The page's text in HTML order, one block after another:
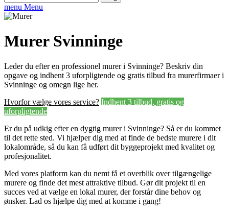
efter:
menu Menu
Murer Svinninge
Leder du efter en professionel murer i Svinninge? Beskriv din
opgave og indhent 3 uforpligtende og gratis tilbud fra murerfirmaer i
Svinninge og omegn lige her.
Hvorfor vælge vores service? Indhent 3 tilbud, gratis og
uforpligtende
Er du på udkig efter en dygtig murer i Svinninge? Så er du kommet
til det rette sted. Vi hjælper dig med at finde de bedste murere i dit
lokalområde, så du kan få udført dit byggeprojekt med kvalitet og
profesjonalitet.
Med vores platform kan du nemt få et overblik over tilgængelige
murere og finde det mest attraktive tilbud. Gør dit projekt til en
succes ved at vælge en lokal murer, der forstår dine behov og
ønsker. Lad os hjælpe dig med at komme i gang!